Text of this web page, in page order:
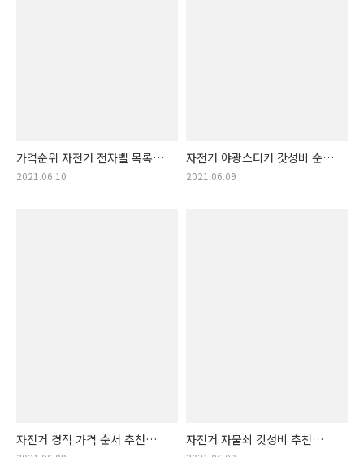
가격순위 자전거 전자벨 목록표.
자전거 전자 벨 가성비 순서
2021.06.10
자전거 야광스티커 갓성비 순서
추천 랭킹! 가성비 순서 자전거
2021.06.09
자전거 경적 가격 순서 추천
자전거 자물쇠 갓성비 추천